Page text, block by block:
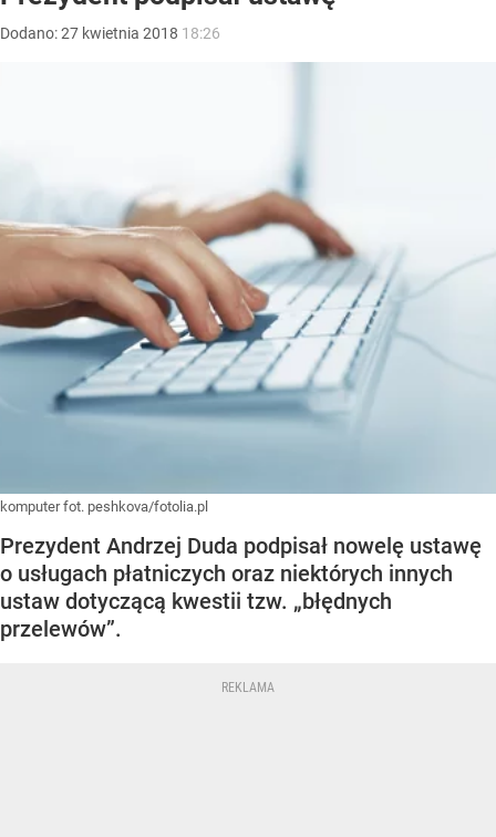
Dodano:27 kwietnia 2018 18:26
komputer fot. peshkova/fotolia.pl
Prezydent Andrzej Duda podpisał nowelę ustawę
o usługach płatniczych oraz niektórych innych
ustaw dotyczącą kwestii tzw. „błędnych
przelewów”.